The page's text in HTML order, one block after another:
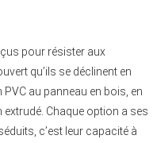
pour résister aux
qu’ils se déclinent en
au panneau en bois, en
Chaque option a ses
c’est leur capacité à